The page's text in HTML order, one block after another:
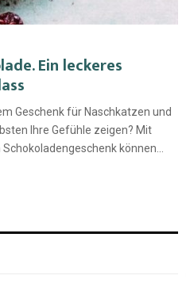
Ein leckeres
Geschenk für Naschkatzen und
Ihre Gefühle zeigen? Mit
können...